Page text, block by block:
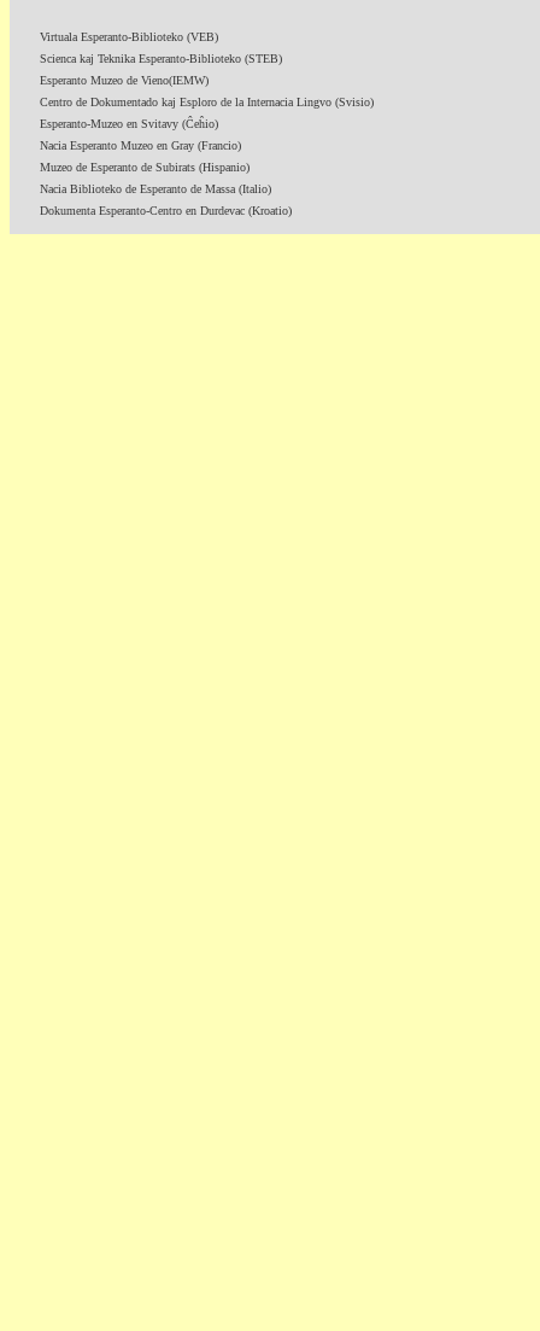
Virtuala Esperanto-Biblioteko (VEB)
Scienca kaj Teknika Esperanto-Biblioteko (STEB)
Esperanto Muzeo de Vieno(IEMW)
Centro de Dokumentado kaj Esploro de la Internacia Lingvo (Svisio)
Esperanto-Muzeo en Svitavy (Ĉeĥio)
Nacia Esperanto Muzeo en Gray (Francio)
Muzeo de Esperanto de Subirats (Hispanio)
Nacia Biblioteko de Esperanto de Massa (Italio)
Dokumenta Esperanto-Centro en Durdevac (Kroatio)